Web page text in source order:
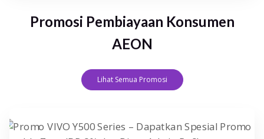
Promosi Pembiayaan Konsumen
AEON
Lihat Semua Promosi